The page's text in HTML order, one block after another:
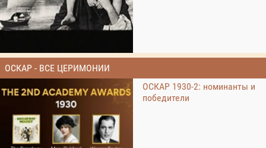
ОСКАР - ВСЕ ЦЕРИМОНИИ
ОСКАР 1930-2: номинанты и
победители